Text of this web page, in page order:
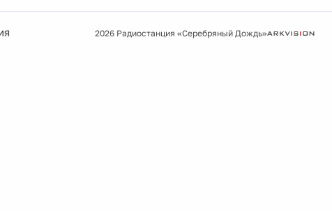
2026 Радиостанция «Серебряный Дождь»